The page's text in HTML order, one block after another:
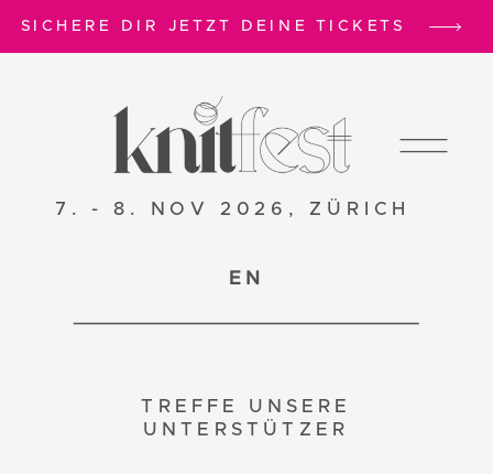
SICHERE DIR JETZT DEINE TICKETS
7. - 8. NOV 2026, ZÜRICH
EN
TREFFE UNSERE
UNTERSTÜTZER